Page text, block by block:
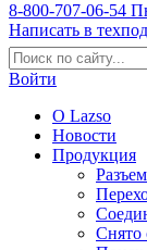
8-800-707-06-54
Написать в
Войти
О Lazso
Новости
Продукция
Снято